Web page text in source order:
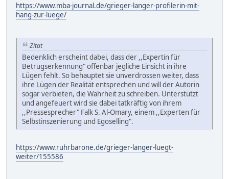
https://www.mba-journal.de/grieger-langer-profilerin-mit-
hang-zur-luege/
Zitat
Bedenklich erscheint dabei, dass der ,,Expertin für
Betrugserkennung" offenbar jegliche Einsicht in ihre
Lügen fehlt. So behauptet sie unverdrossen weiter, dass
ihre Lügen der Realität entsprechen und will der Autorin
sogar verbieten, die Wahrheit zu schreiben. Unterstützt
und angefeuert wird sie dabei tatkräftig von ihrem
,,Pressesprecher" Falk S. Al-Omary, einem ,,Experten für
Selbstinszenierung und Egoselling".
https://www.ruhrbarone.de/grieger-langer-luegt-
weiter/155586